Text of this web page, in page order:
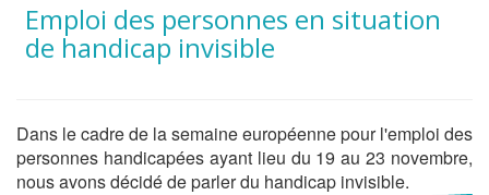
Emploi des personnes en situation
de handicap invisible
Dans le cadre de la semaine européenne pour l'emploi des
personnes handicapées ayant lieu du 19 au 23 novembre,
nous avons décidé de parler du handicap invisible.